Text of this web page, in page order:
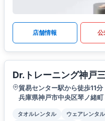
店舗情報 公
Dr.トレーニング神戸
貿易センター駅から徒歩11分
兵庫県神戸市中央区琴ノ緒
タオルレンタル ウェアレンタル